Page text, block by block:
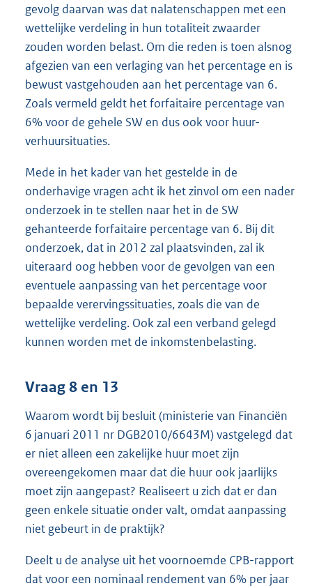
gevolg daarvan was dat nalatenschappen met een
wettelijke verdeling in hun totaliteit zwaarder
zouden worden belast. Om die reden is toen alsnog
afgezien van een verlaging van het percentage en is
bewust vastgehouden aan het percentage van 6.
Zoals vermeld geldt het forfaitaire percentage van
6% voor de gehele SW en dus ook voor huur-
verhuursituaties.
Mede in het kader van het gestelde in de
onderhavige vragen acht ik het zinvol om een nader
onderzoek in te stellen naar het in de SW
gehanteerde forfaitaire percentage van 6. Bij dit
onderzoek, dat in 2012 zal plaatsvinden, zal ik
uiteraard oog hebben voor de gevolgen van een
eventuele aanpassing van het percentage voor
bepaalde verervingssituaties, zoals die van de
wettelijke verdeling. Ook zal een verband gelegd
kunnen worden met de inkomstenbelasting.
Vraag 8 en 13
Waarom wordt bij besluit (ministerie van Financiën
6 januari 2011 nr DGB2010/6643M) vastgelegd dat
er niet alleen een zakelijke huur moet zijn
overeengekomen maar dat die huur ook jaarlijks
moet zijn aangepast? Realiseert u zich dat er dan
geen enkele situatie onder valt, omdat aanpassing
niet gebeurt in de praktijk?
Deelt u de analyse uit het voornoemde CPB-rapport
dat voor een nominaal rendement van 6% per jaar